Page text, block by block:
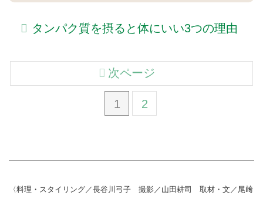
タンパク質を摂ると体にいい3つの理由
1 2
次ページ
〈料理・スタイリング／長谷川弓子 撮影／山田耕司 取材・文／尾﨑